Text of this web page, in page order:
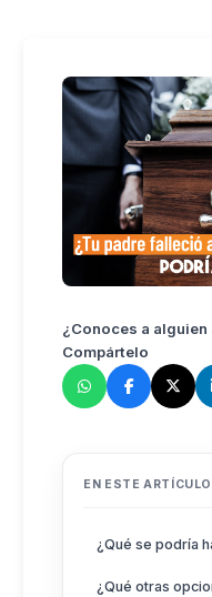
¿Conoces a
Compártelo
EN ESTE ARTÍCULO
¿Qué se podría
¿Qué otras